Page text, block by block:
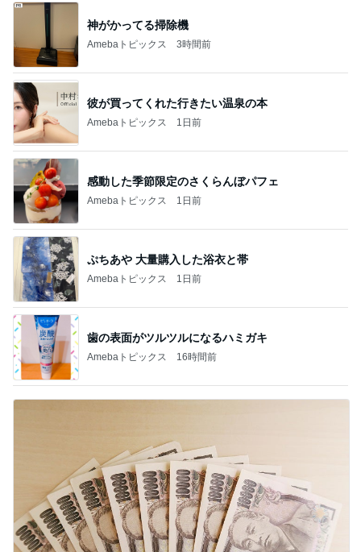
神がかってる掃除機
Amebaトピックス 3時間前
彼が買ってくれた行きたい温泉の本
Amebaトピックス 1日前
感動した季節限定のさくらんぼパフェ
Amebaトピックス 1日前
ぷちあや 大量購入した浴衣と帯
Amebaトピックス 1日前
歯の表面がツルツルになるハミガキ
Amebaトピックス 16時間前